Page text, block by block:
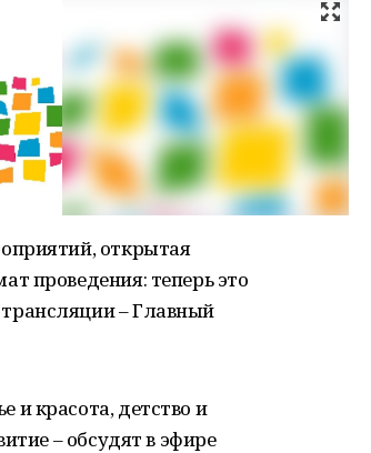
открытая
проведения: теперь это
– Главный
и красота, детство и
– обсудят в эфире